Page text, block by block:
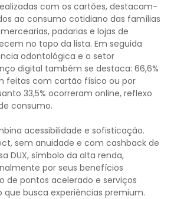
com os cartões, destacam-
ao consumo cotidiano das famílias
padarias e lojas de
no topo da lista. Em seguida
odontológica e o setor
digital também se destaca: 66,6%
feitas com cartão físico ou por
33,5% ocorreram online, reflexo
consumo.
acessibilidade e sofisticação.
sem anuidade e com cashback de
DUX, símbolo da alta renda,
por seus benefícios
de pontos acelerado e serviços
que busca experiências premium.